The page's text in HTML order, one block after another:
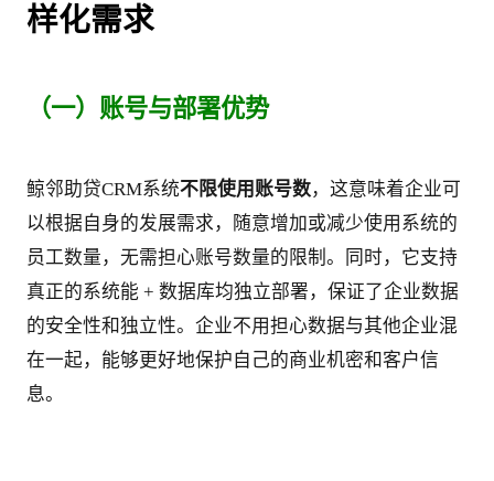
样化需求
（一）账号与部署优势
鲸邻助贷CRM系统不限使用账号数，这意味着企业可
以根据自身的发展需求，随意增加或减少使用系统的
员工数量，无需担心账号数量的限制。同时，它支持
真正的系统能 + 数据库均独立部署，保证了企业数据
的安全性和独立性。企业不用担心数据与其他企业混
在一起，能够更好地保护自己的商业机密和客户信
息。